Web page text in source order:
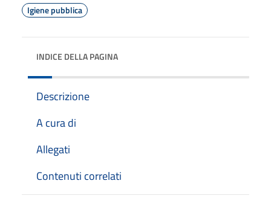
Igiene pubblica
INDICE DELLA PAGINA
Descrizione
A cura di
Allegati
Contenuti correlati